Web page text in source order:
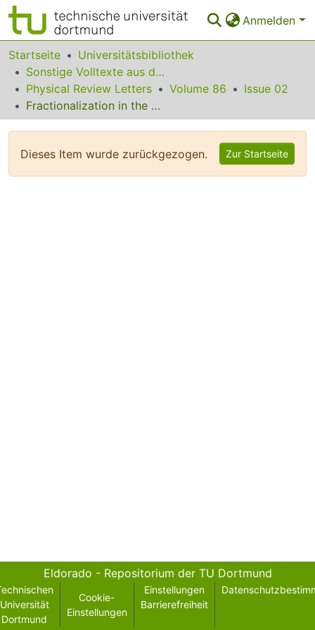
Anmelden
Bereiche & Sammlungen
Das gesamte Repositorium
Statistiken
Startseite
Universitätsbibliothek
Sonstige Volltexte aus dem Bibliotheksangebot
Physical Review Letters
Volume 86
Issue 02
Fractionalization in the Cuprates: Detecting the Topological Order
Dieses Item wurde zurückgezogen. Zur Startseite
Eldorado - Repositorium der TU Dortmund
Universität
Dortmund
Cookie-
Einstellungen
Einstellungen
Barrierefreiheit